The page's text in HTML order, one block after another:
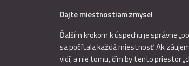
Dajte miestnostiam zmysel
Ďalším krokom k úspechu je správne
sa počítala každá miestnosť. Ak
vidí, a nie tomu, čím by tento priestor